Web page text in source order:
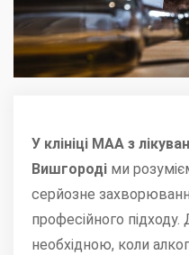
У клініці МАА з
Вишгороді ми
серйозне
професійного
необхідною, коли